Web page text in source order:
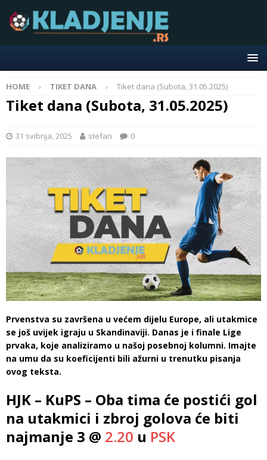
HOME TIKET DANA Tiket dana (Subota, 31.05.2025)
Tiket dana (Subota, 31.05.2025)
31 svibnja, 2025 stefan 0
Prvenstva su završena u većem dijelu Europe, ali utakmice
se još uvijek igraju u Skandinaviji. Danas je i finale Lige
prvaka, koje analiziramo u našoj posebnoj kolumni. Imajte
na umu da su koeficijenti bili ažurni u trenutku pisanja
ovog teksta.
HJK – KuPS – Oba tima će postići gol
na utakmici i zbroj golova će biti
najmanje 3 @ 2.20 u PSK